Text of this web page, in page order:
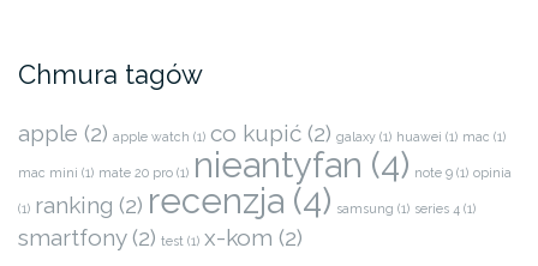
Chmura tagów
apple (2) apple watch (1) co kupić (2) galaxy (1) huawei (1) mac (1)
mac mini (1) mate 20 pro (1) nieantyfan (4) note 9 (1) opinia
(1) ranking (2) recenzja (4) samsung (1) series 4 (1)
smartfony(2) test (1) x-kom (2)